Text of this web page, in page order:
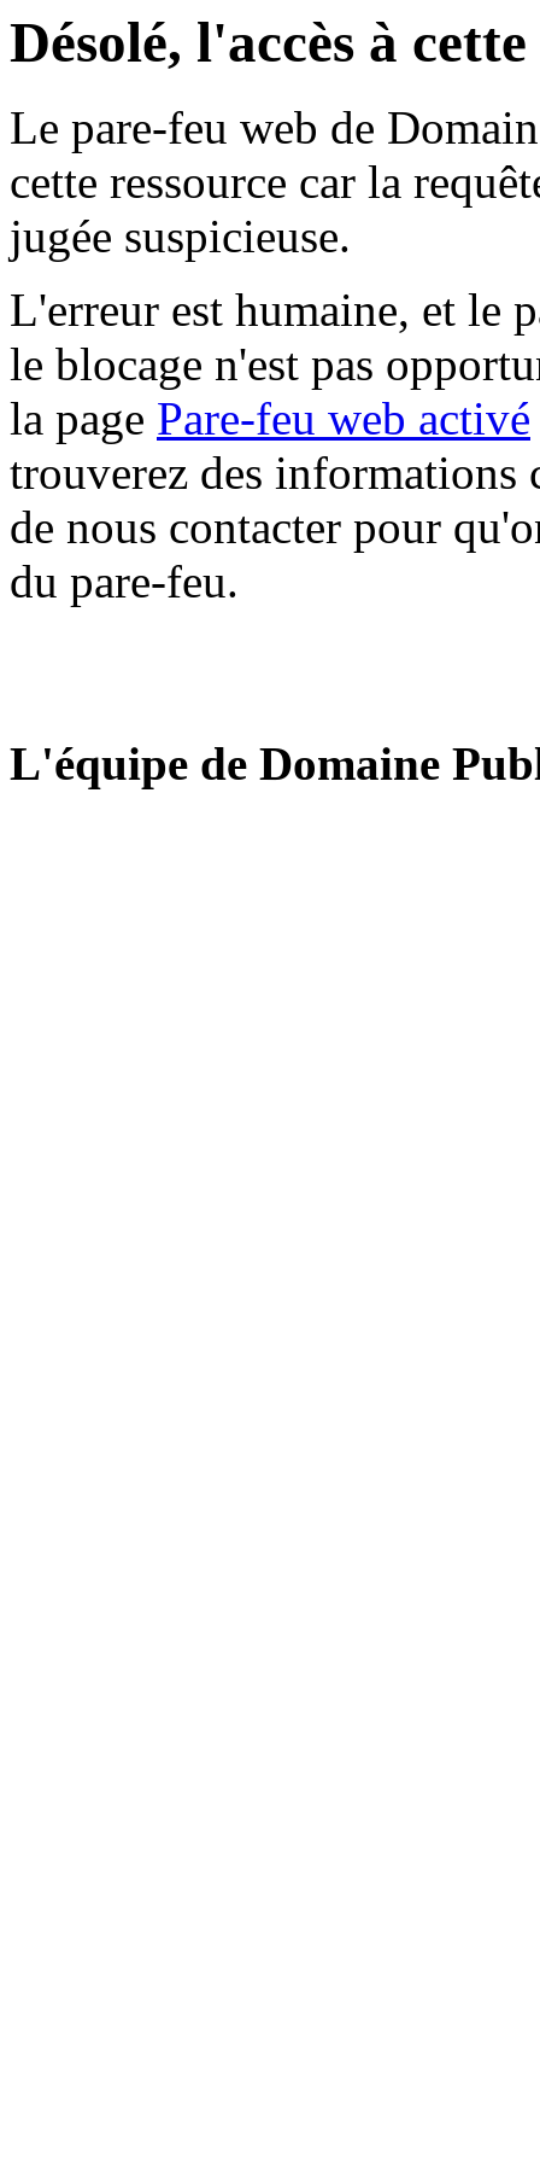
Désolé, l'accès à
Le pare-feu web de
cette ressource car la
jugée suspicieuse.
L'erreur est humaine, et le
le blocage n'est pas
la page Pare-feu web activé
trouverez des informations
de nous contacter pour
du pare-feu.
L'équipe de Domaine